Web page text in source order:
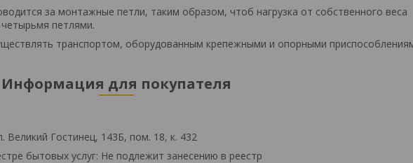
за монтажные петли, таким образом, чтоб нагрузка от собственного веса
петлями.
транспортом, оборудованным крепежными и опорными
Информация для покупателя
Гостинец, 143Б, пом. 18, к. 432
бытовых услуг: Не подлежит занесению в реестр